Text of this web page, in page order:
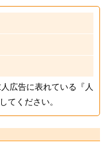
広告に表れている『人
てください。